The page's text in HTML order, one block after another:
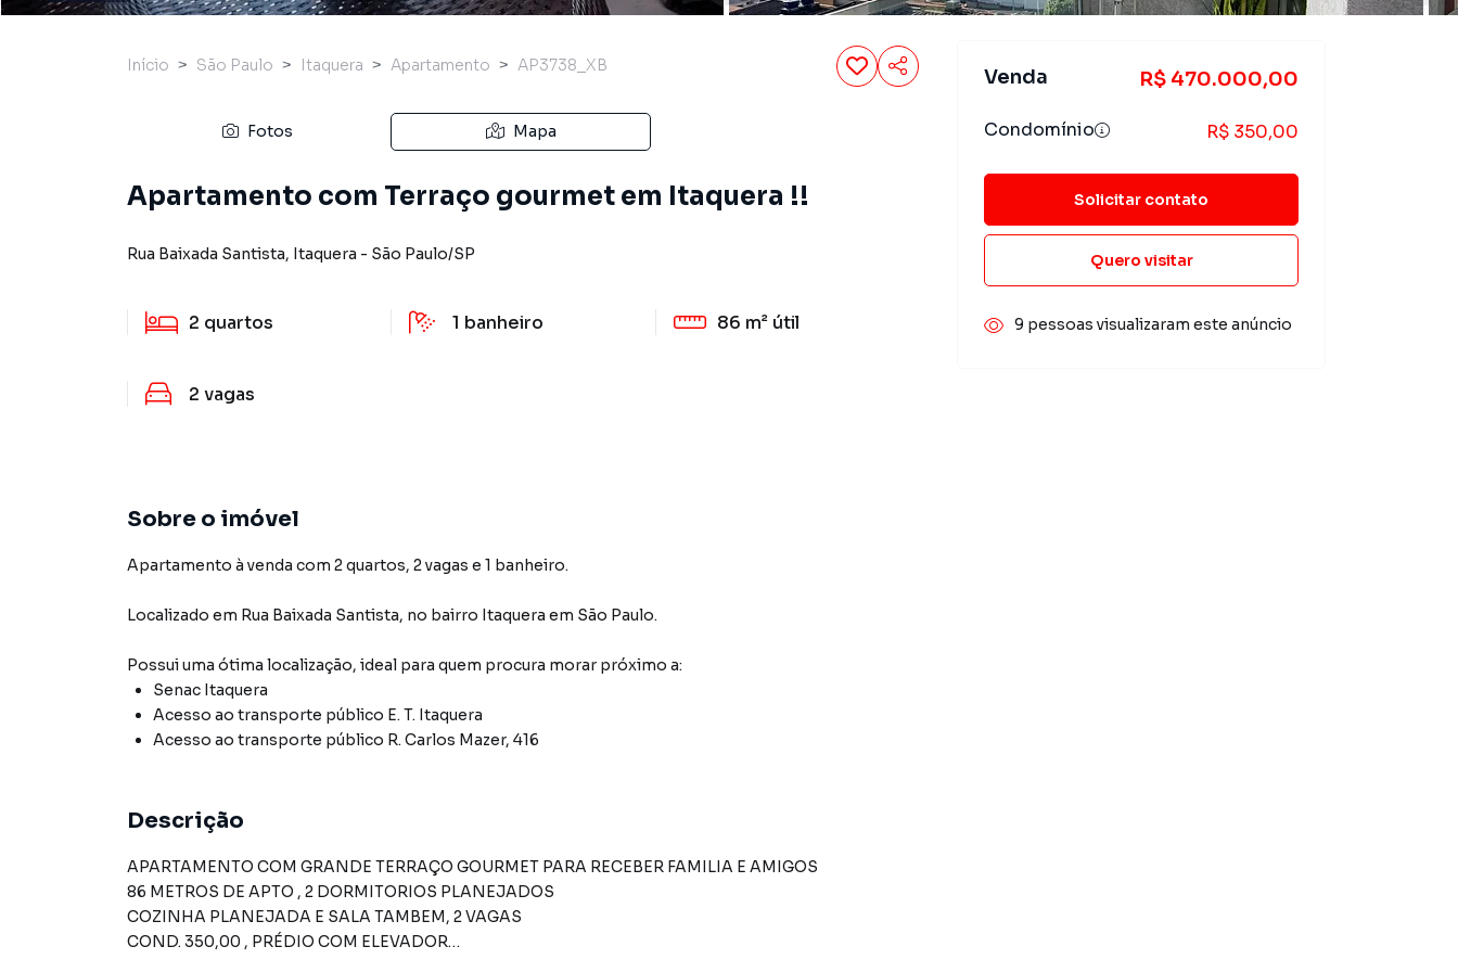
Início São Paulo Itaquera Apartamento AP3738_XB
Fotos Mapa
Apartamento com Terraço gourmet em Itaquera !!
Rua Baixada Santista, Itaquera - São Paulo/SP
2 quartos 1 banheiro 86 m² útil
2 vagas
Sobre o imóvel
Apartamento à venda com 2 quartos, 2 vagas e 1 banheiro.
Localizado em Rua Baixada Santista, no bairro Itaquera em São Paulo.
Possui uma ótima localização, ideal para quem procura morar próximo a:
Senac Itaquera
Acesso ao transporte público E. T. Itaquera
Acesso ao transporte público R. Carlos Mazer, 416
Descrição
APARTAMENTO COM GRANDE TERRAÇO GOURMET PARA RECEBER FAMILIA E AMIGOS
86 METROS DE APTO , 2 DORMITORIOS PLANEJADOS
COZINHA PLANEJADA E SALA TAMBEM, 2 VAGAS
COND. 350,00 , PRÉDIO COM ELEVADOR
Venda R$ 470.000,00
Condomínio R$ 350,00
Solicitar contato
Quero visitar
9 pessoas visualizaram este anúncio